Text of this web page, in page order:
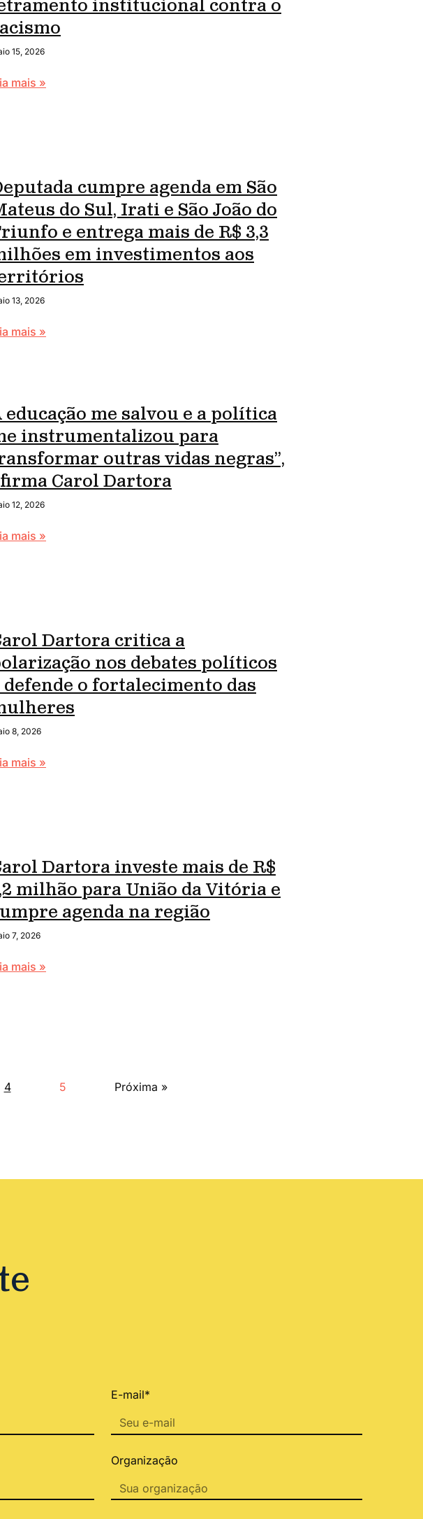
institucional contra o
15, 2026
mais »
cumpre agenda em São
do Sul, Irati e São João do
e entrega mais de R$ 3,3
em investimentos aos
13, 2026
mais »
educação me salvou e a política
instrumentalizou para
outras vidas negras”,
Carol Dartora
12, 2026
mais »
Dartora critica a
nos debates políticos
defende o fortalecimento das
8, 2026
mais »
Dartora investe mais de R$
milhão para União da Vitória e
agenda na região
7, 2026
mais »
4 5 Próxima »
E-mail*
Organização